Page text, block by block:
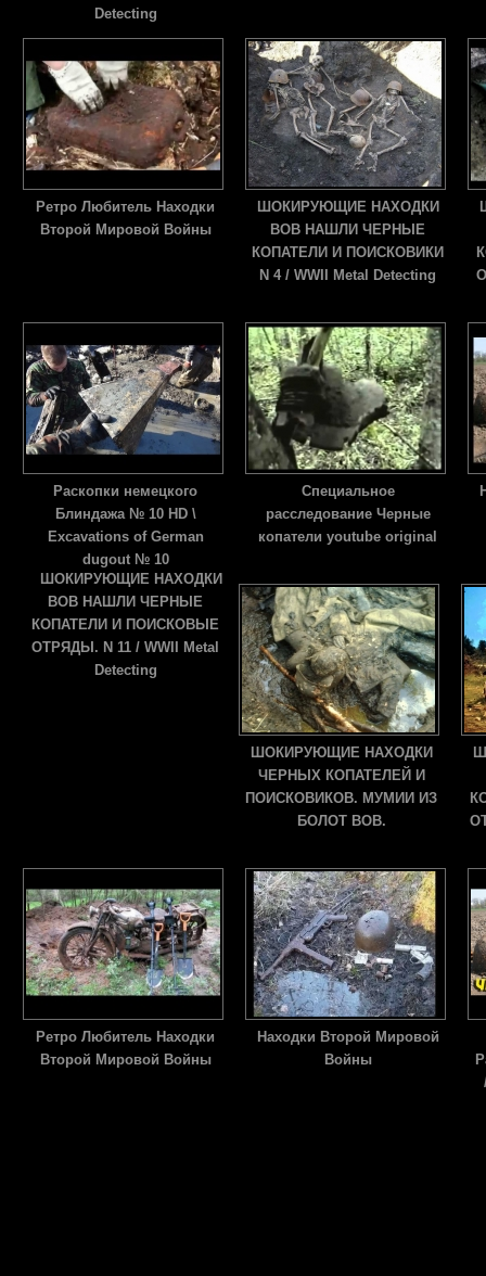
Detecting
Ретро Любитель Находки
Второй Мировой Войны
ШОКИРУЮЩИЕ НАХОДКИ
ВОВ НАШЛИ ЧЕРНЫЕ
КОПАТЕЛИ И ПОИСКОВИКИ
N 4 / WWII Metal Detecting
Раскопки немецкого
Блиндажа № 10 HD \
Excavations of German
dugout № 10
Специальное
расследование Черные
копатели youtube original
ШОКИРУЮЩИЕ НАХОДКИ
ВОВ НАШЛИ ЧЕРНЫЕ
КОПАТЕЛИ И ПОИСКОВЫЕ
ОТРЯДЫ. N 11 / WWII Metal
Detecting
ШОКИРУЮЩИЕ НАХОДКИ
ЧЕРНЫХ КОПАТЕЛЕЙ И
ПОИСКОВИКОВ. МУМИИ ИЗ
БОЛОТ ВОВ.
Ретро Любитель Находки
Второй Мировой Войны
Находки Второй Мировой
Войны